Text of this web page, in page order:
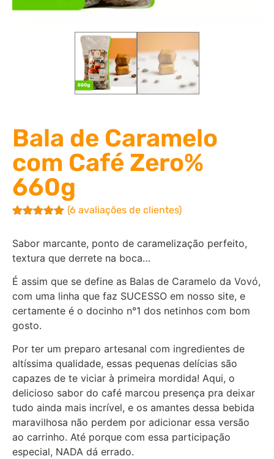
Bala de Caramelo
com Café Zero%
660g
de 5, com
baseado
em
avaliações
de clientes
(6 avaliações de clientes)
Sabor marcante, ponto de caramelização perfeito,
textura que derrete na boca…
É assim que se define as Balas de Caramelo da Vovó,
com uma linha que faz SUCESSO em nosso site, e
certamente é o docinho n°1 dos netinhos com bom
gosto.
Por ter um preparo artesanal com ingredientes de
altíssima qualidade, essas pequenas delícias são
capazes de te viciar à primeira mordida! Aqui, o
delicioso sabor do café marcou presença pra deixar
tudo ainda mais incrível, e os amantes dessa bebida
maravilhosa não perdem por adicionar essa versão
ao carrinho. Até porque com essa participação
especial, NADA dá errado.